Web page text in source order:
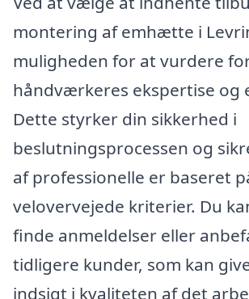
montering af emhætte i
muligheden for at vurdere
håndværkeres ekspertise og
Dette styrker din sikkerhed i
beslutningsprocessen og
af professionelle er baseret
velovervejede kriterier. Du
finde anmeldelser eller
tidligere kunder, som kan
indsigt i kvaliteten af det